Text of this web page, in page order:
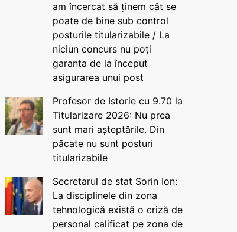
am încercat să ținem cât se
poate de bine sub control
posturile titularizabile / La
niciun concurs nu poți
garanta de la început
asigurarea unui post
Profesor de Istorie cu 9.70 la
Titularizare 2026: Nu prea
sunt mari așteptările. Din
păcate nu sunt posturi
titularizabile
Secretarul de stat Sorin Ion:
La disciplinele din zona
tehnologică există o criză de
personal calificat pe zona de